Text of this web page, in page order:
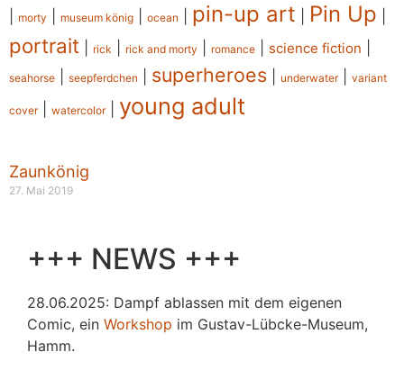
morty museum könig ocean pin-up art Pin Up
portrait rick rick and morty romance science fiction
seahorse seepferdchen superheroes underwater| variant
cover| watercolor| young adult
Zaunkönig
27. Mai 2019
+++ NEWS +++
28.06.2025: Dampf ablassen mit dem eigenen
Comic, ein Workshop im Gustav-Lübcke-Museum,
Hamm.